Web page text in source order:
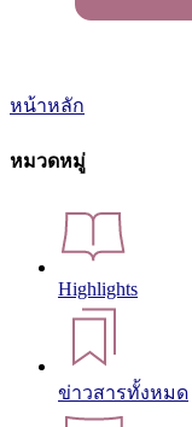
หน้าหลัก
หมวดหมู่
Highlights
ข่าวสารทั้งหมด